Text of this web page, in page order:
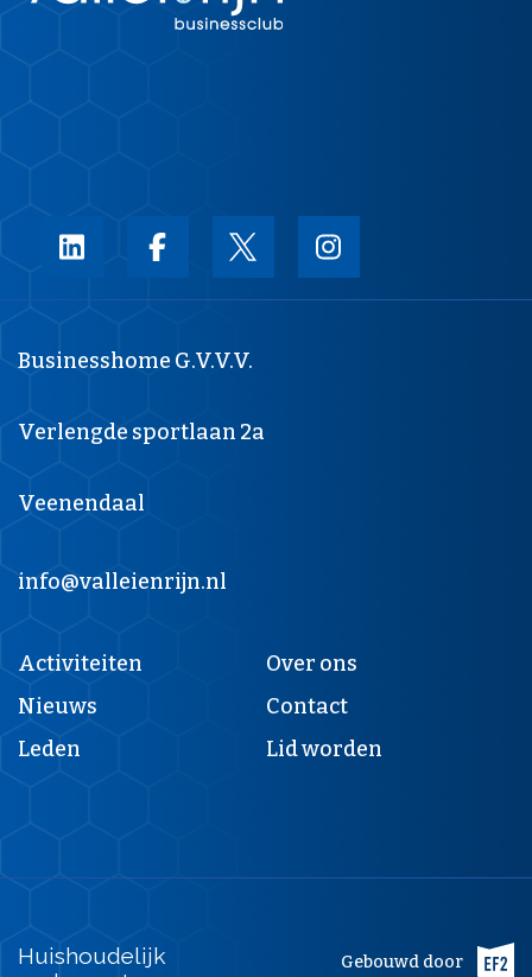
Businesshome G.V.V.V.
Verlengde sportlaan 2a
Veenendaal
info@valleienrijn.nl
Voet
Activiteiten
Over ons
Nieuws
Contact
Leden
Lid worden
Huishoudelijk
Gebouwd door